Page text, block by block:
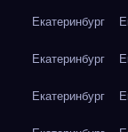
Екатеринбург
Екатеринбург
Екатеринбург